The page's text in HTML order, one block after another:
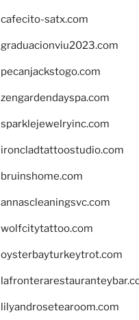
cafecito-satx.com
graduacionviu2023.com
pecanjackstogo.com
zengardendayspa.com
sparklejewelryinc.com
ironcladtattoostudio.com
bruinshome.com
annascleaningsvc.com
wolfcitytattoo.com
oysterbayturkeytrot.com
lilyandrosetearoom.com